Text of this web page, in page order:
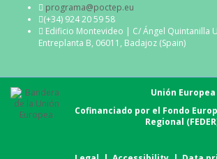
programa@poctep.eu
(+34) 924 20 59 58
Edificio Montevideo | C/ Ángel Quintanilla
Entreplanta B, 06011, Badajoz (Spain)
Unión Europea
Cofinanciado por el Fondo
Regional